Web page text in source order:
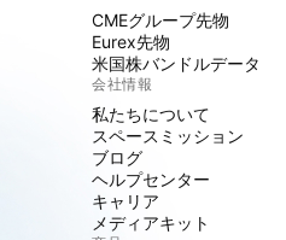
CMEグループ先物
Eurex先物
米国株バンドルデータ
会社情報
私たちについて
スペースミッション
ブログ
ヘルプセンター
キャリア
メディアキット